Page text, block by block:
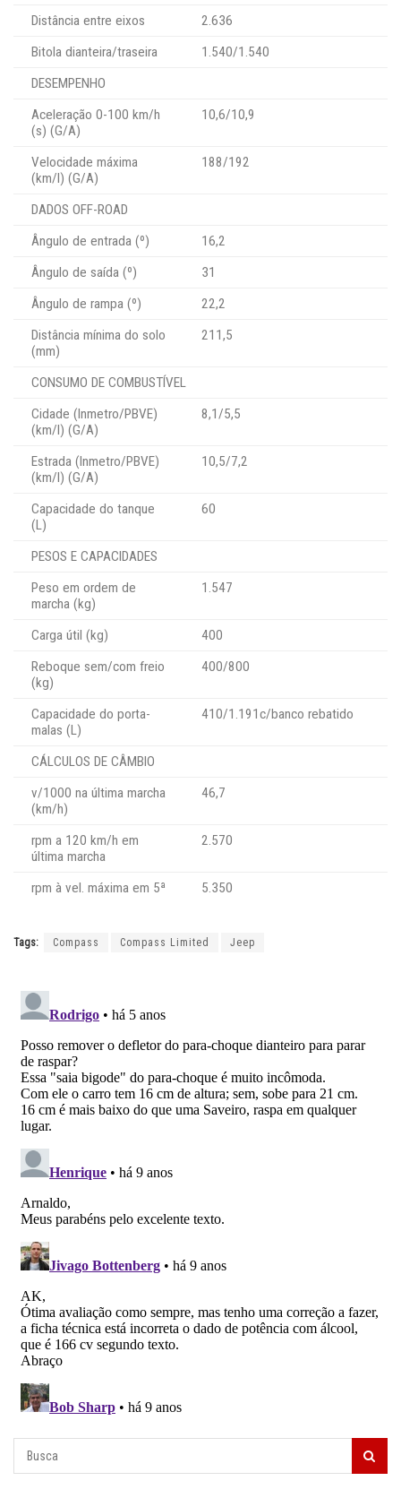
Distância entre eixos
2.636
Bitola dianteira/traseira
1.540/1.540
DESEMPENHO
Aceleração 0-100 km/h
(s) (G/A)
10,6/10,9
Velocidade máxima
(km/l) (G/A)
188/192
DADOS OFF-ROAD
Ângulo de entrada (º)
16,2
Ângulo de saída (º)
31
Ângulo de rampa (º)
22,2
Distância mínima do solo
(mm)
211,5
CONSUMO DE COMBUSTÍVEL
Cidade (Inmetro/PBVE)
(km/l) (G/A)
8,1/5,5
Estrada (Inmetro/PBVE)
(km/l) (G/A)
10,5/7,2
Capacidade do tanque
(L)
60
PESOS E CAPACIDADES
Peso em ordem de
marcha (kg)
1.547
Carga útil (kg)
400
Reboque sem/com freio
(kg)
400/800
Capacidade do porta-
malas (L)
410/1.191c/banco rebatido
CÁLCULOS DE CÂMBIO
v/1000 na última marcha
(km/h)
46,7
rpm a 120 km/h em
última marcha
2.570
rpm à vel. máxima em 5ª 5.350
Tags: Compass Compass Limited Jeep